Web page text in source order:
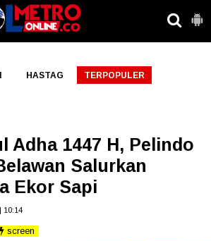
HASTAG TERPOPULER
Adha 1447 H, Pelindo
Salurkan
Ekor Sapi
10:14
screen